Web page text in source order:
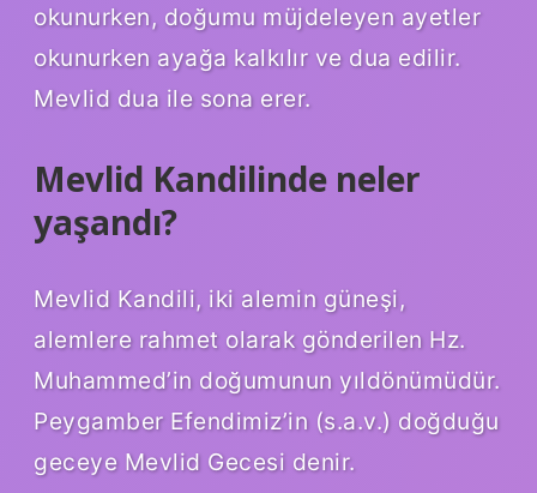
okunurken, doğumu müjdeleyen ayetler
okunurken ayağa kalkılır ve dua edilir.
Mevlid dua ile sona erer.
Mevlid Kandilinde neler
yaşandı?
Mevlid Kandili, iki alemin güneşi,
alemlere rahmet olarak gönderilen Hz.
Muhammed’in doğumunun yıldönümüdür.
Peygamber Efendimiz’in (s.a.v.) doğduğu
geceye Mevlid Gecesi denir.